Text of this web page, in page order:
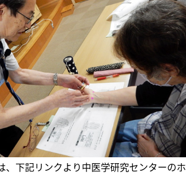
、下記リンクより中医学研究センターのホ